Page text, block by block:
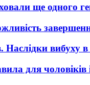
ще одного
Наслідки вибуху
для чоловіків